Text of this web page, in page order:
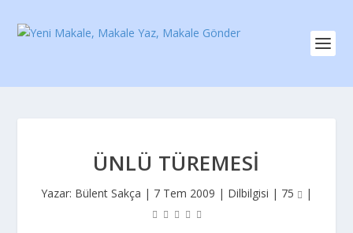
ÜNLÜ TÜREMESI
Yazar: Bülent Sakça | 7 Tem 2009 | Dilbilgisi | 75 |